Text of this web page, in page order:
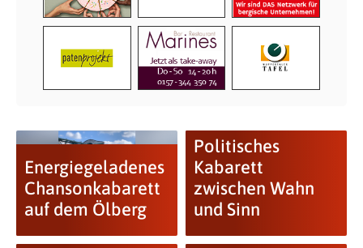
Energiegeladenes
Chansonkabarett
auf dem Ölberg
Politisches
Kabarett
zwischen Wahn
und Sinn